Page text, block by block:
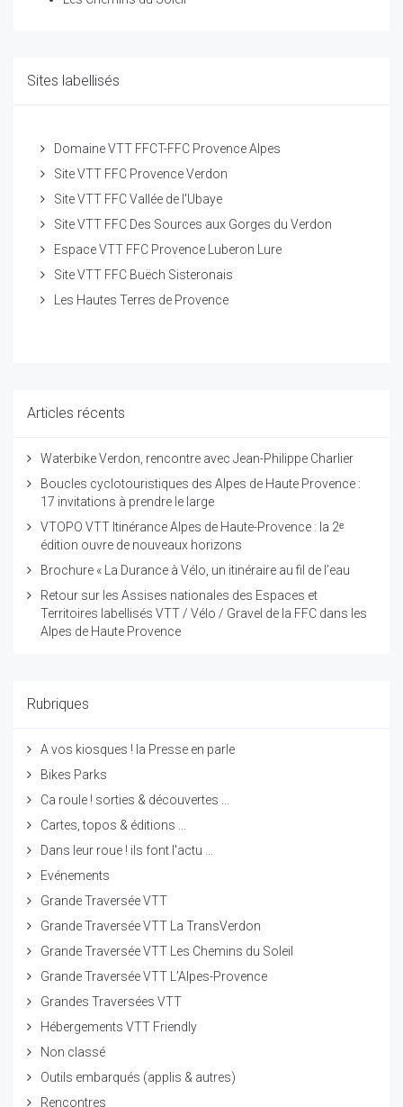
Sites labellisés
Domaine VTT FFCT-FFC Provence Alpes
Site VTT FFC Provence Verdon
Site VTT FFC Vallée de l'Ubaye
Site VTT FFC Des Sources aux Gorges du Verdon
Espace VTT FFC Provence Luberon Lure
Site VTT FFC Buëch Sisteronais
Les Hautes Terres de Provence
Articles récents
Waterbike Verdon, rencontre avec Jean-Philippe Charlier
Boucles cyclotouristiques des Alpes de Haute Provence :
17 invitations à prendre le large
VTOPO VTT Itinérance Alpes de Haute-Provence : la 2ᵉ
édition ouvre de nouveaux horizons
Brochure « La Durance à Vélo, un itinéraire au fil de l’eau
Retour sur les Assises nationales des Espaces et
Territoires labellisés VTT / Vélo / Gravel de la FFC dans les
Alpes de Haute Provence
Rubriques
A vos kiosques ! la Presse en parle
Bikes Parks
Ca roule ! sorties & découvertes ...
Cartes, topos & éditions ...
Dans leur roue ! ils font l'actu ...
Evénements
Grande Traversée VTT
Grande Traversée VTT La TransVerdon
Grande Traversée VTT Les Chemins du Soleil
Grande Traversée VTT L’Alpes-Provence
Grandes Traversées VTT
Hébergements VTT Friendly
Non classé
Outils embarqués (applis & autres)
Rencontres